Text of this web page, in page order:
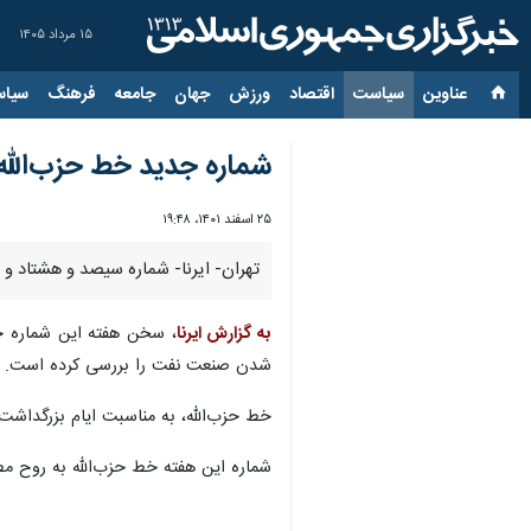
۱۵ مرداد ۱۴۰۵
عناوین‌ سیاست اقتصاد ورزش جهان جامعه فرهنگ
شماره جدید خط
۲۵ اسفند ۱۴۰۱، ۱۹:۴۸